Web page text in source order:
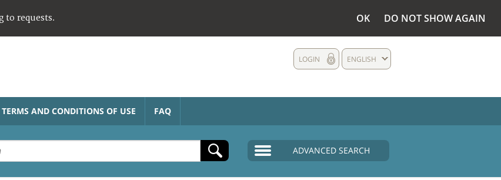
to requests. OK DO NOT SHOW AGAIN
ENGLISH
LOGIN
TERMS AND CONDITIONS OF USE FAQ
ADVANCED SEARCH